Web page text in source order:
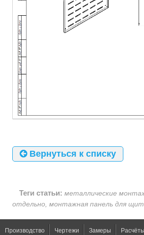
Вернуться к списку
Теги статьи: металлические
отдельно, монтажная панель для
Производство Чертежи Замеры Расчёты